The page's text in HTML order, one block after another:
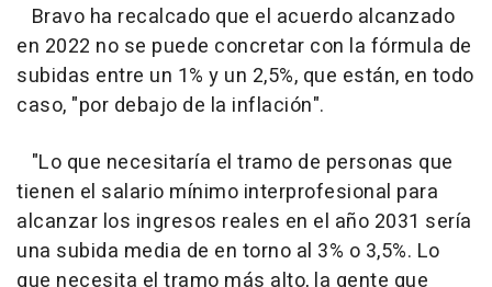
Bravo ha recalcado que el acuerdo alcanzado
en 2022 no se puede concretar con la fórmula de
subidas entre un 1% y un 2,5%, que están, en todo
caso, "por debajo de la inflación".
"Lo que necesitaría el tramo de personas que
tienen el salario mínimo interprofesional para
alcanzar los ingresos reales en el año 2031 sería
una subida media de en torno al 3% o 3,5%. Lo
que necesita el tramo más alto, la gente que